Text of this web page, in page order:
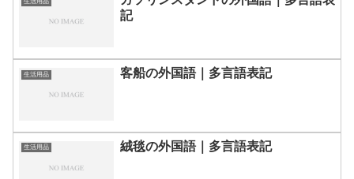
記
生活用品 客船の外国語｜多言語表記
生活用品 絨毯の外国語｜多言語表記